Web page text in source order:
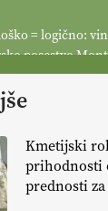
= logično:
posestvo
= logično:
= logično:
Kmetijski
prihodnosti
prednosti